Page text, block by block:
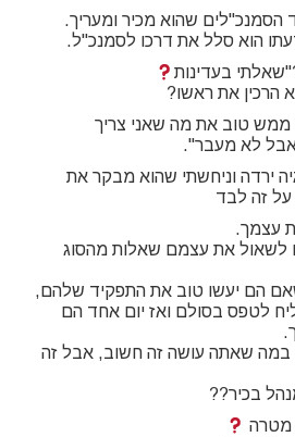
שהוא מכיר ומעריך.
הוא סלל את דרכו לסמנכ"ל.
בעדינות
את ראשו?
טוב את מה שאני צריך
לא מעבר".
ירדה וניחשתי שהוא מבקר את
זה לבד
עצמך.
לשאול את עצמם שאלות מהסוג
הם יעשו טוב את התפקיד שלהם,
לטפס בסולם ואז יום אחד הם
במה שאתה עושה זה חשוב, אבל זה
בכיר?‍?
מטרה